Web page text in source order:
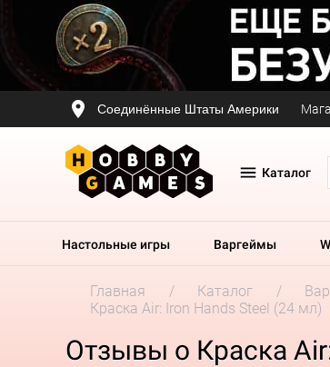
Соединённые Штаты Америки
Каталог
Настольные игры Варгеймы
Главная Каталог
Краска Air: Iron Hands Steel (24 мл)
Отзывы о Краска